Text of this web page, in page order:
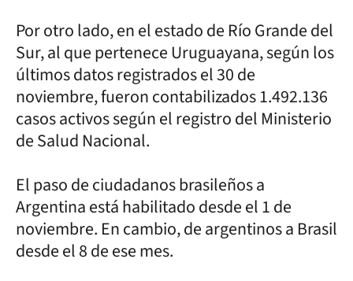
Por otro lado, en el estado de Río Grande del
Sur, al que pertenece Uruguayana, según los
últimos datos registrados el 30 de
noviembre, fueron contabilizados 1.492.136
casos activos según el registro del Ministerio
de Salud Nacional.
El paso de ciudadanos brasileños a
Argentina está habilitado desde el 1 de
noviembre. En cambio, de argentinos a Brasil
desde el 8 de ese mes.